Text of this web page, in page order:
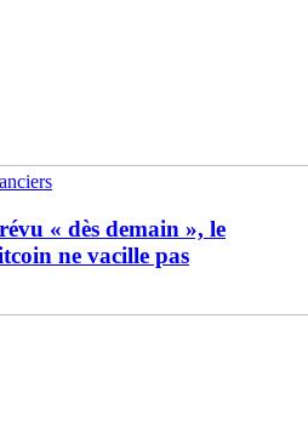
« dès demain », le
ne vacille pas